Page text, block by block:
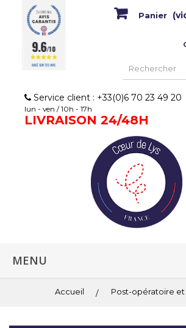
Panier
Service client : +33(0)6 70 23 49 20
lun - ven / 10h - 17h
LIVRAISON 24/48H
MENU
Accueil Post-opératoire
9.6/10
BASÉ SUR 732 AVIS